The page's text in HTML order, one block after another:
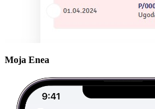
Moja Enea